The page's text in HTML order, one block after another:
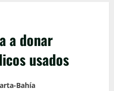
a donar
usados
Bahía